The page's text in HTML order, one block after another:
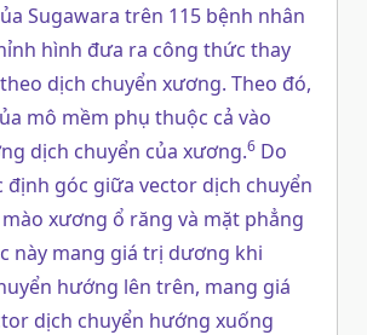
Sugawara trên 115 bệnh nhân
hình đưa ra công thức thay
dịch chuyển xương. Theo đó,
mô mềm phụ thuộc cả vào
dịch chuyển của xương.6 Do
định góc giữa vector dịch chuyển
xương ổ răng và mặt phẳng
này mang giá trị dương khi
hướng lên trên, mang giá
dịch chuyển hướng xuống